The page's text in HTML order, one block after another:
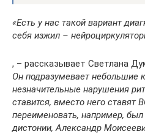
«Есть у нас такой вариант
себя изжил –
, – рассказывает Светлана
Он подразумевает небольшие
незначительные нарушения
ставится, вместо него ставят
переименовать, например,
дистонии, Александр